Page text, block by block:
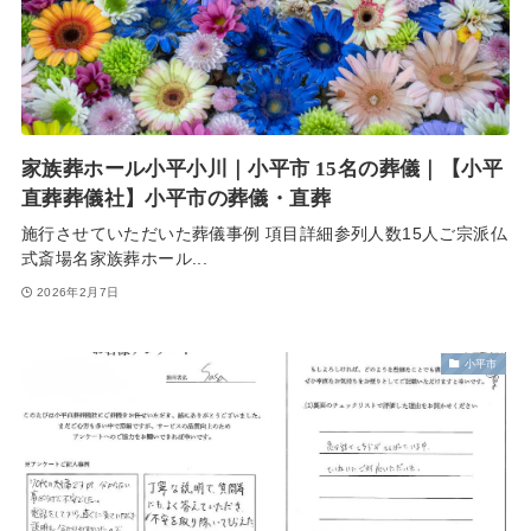
家族葬ホール小平小川｜小平市 15名の葬儀｜【小平
直葬葬儀社】小平市の葬儀・直葬
施行させていただいた葬儀事例 項目詳細参列人数15人ご宗派仏
式斎場名家族葬ホール...
2026年2月7日
小平市